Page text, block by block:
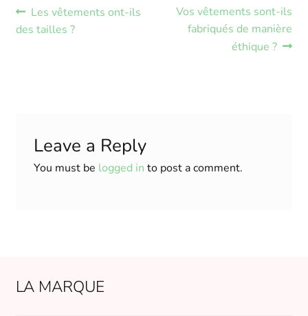
Post
navigation
Previous
post:
Les vêtements ont-ils
des tailles ?
Next
post:
Vos vêtements sont-ils
fabriqués de manière
éthique ?
Leave a Reply
You must be logged in to post a comment.
LA MARQUE